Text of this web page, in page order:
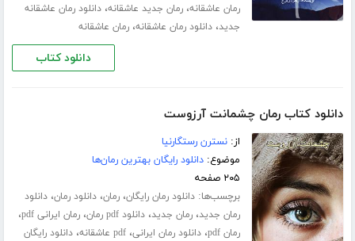
رمان عاشقانه،رمان جدید عاشقانه،دانلود رمان عاشقانه
جدید،دانلود رمان عاشقانه،رمان عاشقانه
دانلود کتاب
دانلود کتاب رمان چشمانت آرزوست
از:نسترن رستگارنیا
موضوع:دانلود رایگان بهترین رمان‌ها
۲۰۵ صفحه
برچسب‌ها:دانلود رمان رایگان،رمان،دانلود رمان،دانلود
رمان جدید،رمان جدید،دانلود pdf رمان ،رمان ایرانی pdf ،
رمان pdf ،دانلود رمان ایرانی،pdf عاشقانه ،دانلود رایگان